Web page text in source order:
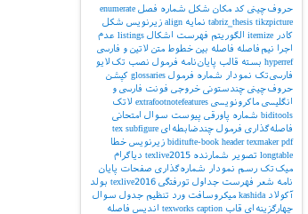
حروف‌چینی کد مکان شکل شماره فصل enumerate
tabriz_thesis tikzpicture نمایه align زیرنویس شکل
کادر
itemize الگوریتم فهرست اشکال listings عدم
اجرا
نیم‌فاصله فاصله بین خطوط متن لاتین و فارسی
hyperref بسته قالب پایان‌نامه فرمول نصب تک‌لایو
فارسی‌تک نمودار شماره فرمول glossaries کپشن
حروف‌چینی چندستونی خروجی فونت فارسی و
انگلیسی ماکرونویسی extrafootnotefeatures لاتک
biditools شماره پاورقی پیوست‌ سوال امتحانی
فاصله‌گذاری فرمول چندضابطه‌ای tex subfigure
biditufte-book header texmaker pdf زیرنویس خطا
longtable تصویر شمارنده texlive2015 دیاگرام
میک‌تک رسم نمودار شماره‌گذاری صفحات پایان
نامه شعر فهرست جداول تورفتگی texlive2016 بولد
آکولاد kashida میکروسافت ورد تنظیم جدول سوال
چهارگزینه‌ای قاب texworks caption اندیس فاصله